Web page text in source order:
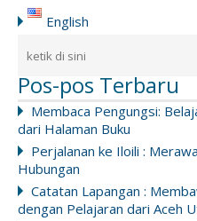
English
Pos-pos Terbaru
Membaca Pengungsi:
dari Halaman Buku
Perjalanan ke Iloili :
Hubungan
Catatan Lapangan :
dengan Pelajaran dari Aceh